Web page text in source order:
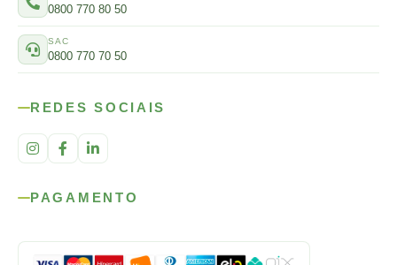
0800 770 80 50
SAC
0800 770 70 50
REDES SOCIAIS
PAGAMENTO